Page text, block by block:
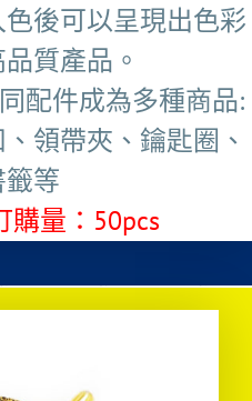
後可以呈現出色彩
質產品。
配件成為多種商品:
領帶夾、鑰匙圈、
籤等
購量：50pcs